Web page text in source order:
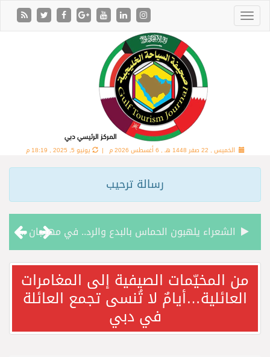
الخميس , 22 صفر 1448 هـ , 6 أغسطس 2026 م | يونيو 5, 2025 , 18:19 م
رسالة ترحيب
الشعراء يلهبون الحماس بالبدع والرد.. في مهرجان الاطاولة
الباحة مدينة سياحية جبلية تجمع بين الطبيعة الخلابة والتراث الثقافي
الدكتورة بثينة إحسان.. مسيرة مهنية تجمع بين الخبرة الأكاديمية والمواكبة العالمية في طب الجلدية والتجميل
من المخيّمات الصيفية إلى المغامرات
العائلية…أيامٌ لا تُنسى تجمع العائلة
في دبي